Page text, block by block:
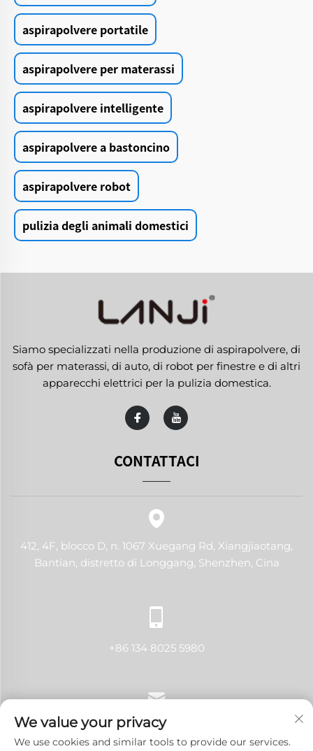
aspirapolvere portatile
aspirapolvere per materassi
aspirapolvere intelligente
aspirapolvere a bastoncino
aspirapolvere robot
pulizia degli animali domestici
Siamo specializzati nella produzione di aspirapolvere, di
sofà per materassi, di auto, di robot per finestre e di altri
apparecchi elettrici per la pulizia domestica.
CONTATTACI
412, 4F, blocco D, n. 1067 Xuegang Rd, Xiangjiaotang,
Bantian, distretto di Longgang, Shenzhen, Cina
+86 134 8025 5980
[email protected]
We value your privacy
We use cookies and similar tools to provide our services.